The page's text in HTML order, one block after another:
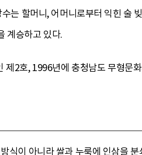
는 할머니, 어머니로부터 익힌
계승하고 있다.
2호, 1996년에 충청남도 무형문
식이 아니라 쌀과 누룩에 인삼을